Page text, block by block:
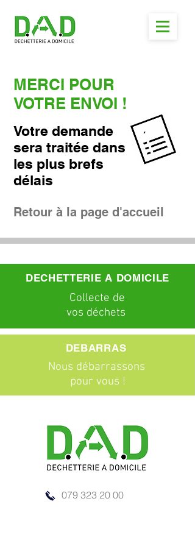
MERCI POUR
VOTRE ENVOI !
Votre demande
sera traitée dans
les plus brefs
délais
Retour à la page d'accueil
DECHETTERIE A DOMICILE
Collecte de
vos déchets
DEBARRAS
Nous débarrassons
pour vous !
Particuliers
Entreprises
079 323 20 00